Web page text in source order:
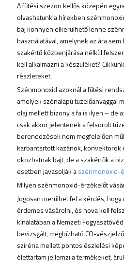
A fűtési szezon kellős közepén
olvashatunk a hírekben
baj könnyen elkerülhető lenne
használatával, amelynek az ára
szakértő közbenjárása nélkül
kell alkalmazni a készüléket?
részleteket.
Szénmonoxid azoknál a fűtési
amelyek szénalapú tüzelőanyaggal
olaj mellett bizony a fa is ilyen – de
csak akkor jelentenek a felsorolt
berendezések nem megfelelően
karbantartott kazánok, konvektorok
okozhatnak bajt, de a szakértők a
esetben javasolják aszénmonoxid-
Milyen szénmonoxid-érzékelőt
Jogosan merülhet fel a kérdés,
érdemes vásárolni, és hova kell
kínálatában a Nemzeti
bevizsgált, megbízható CO-
sziréna mellett pontos észlelési
élettartam jellemzi a termékeket,